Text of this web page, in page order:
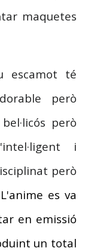
maquetes
escamot té
però
però
i
però
L'anime es va
en emissió
un total